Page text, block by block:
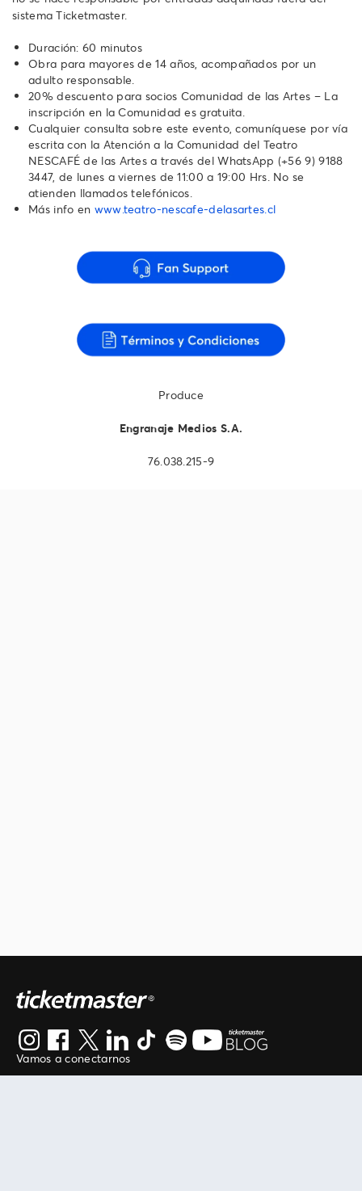
sistema Ticketmaster.
Duración: 60 minutos
Obra para mayores de 14 años, acompañados por un
adulto responsable.
20% descuento para socios Comunidad de las Artes – La
inscripción en la Comunidad es gratuita.
Cualquier consulta sobre este evento, comuníquese por vía
escrita con la Atención a la Comunidad del Teatro
NESCAFÉ de las Artes a través del WhatsApp ‪(+56 9) 9188
3447‬, de lunes a viernes de 11:00 a 19:00 Hrs. No se
atienden llamados telefónicos.‬‬‬‬‬‬
Más info en www.teatro-nescafe-delasartes.cl
Produce
Engranaje Medios S.A.
76.038.215-9
Vamos a conectarnos